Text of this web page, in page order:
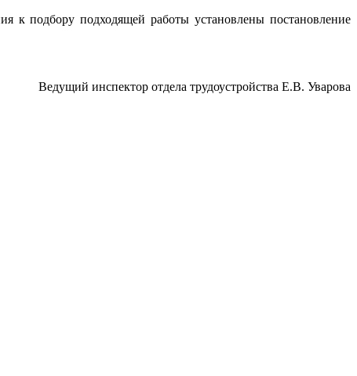
к подбору подходящей работы установлены постановление
Ведущий инспектор отдела трудоустройства Е.В. Уварова